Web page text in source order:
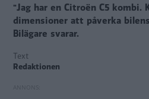
"Jag har en Citroën C5 kombi.
dimensioner att påverka
Bilägare svarar.
Text
Redaktionen